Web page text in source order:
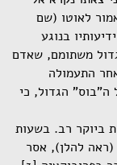
לאוטו (שם
בנוגע
משתומם, שאדם
התעמולה
ה"בוס" הגדול, כי
ביוקר רב. בשעות
(ראה להלן), אסר